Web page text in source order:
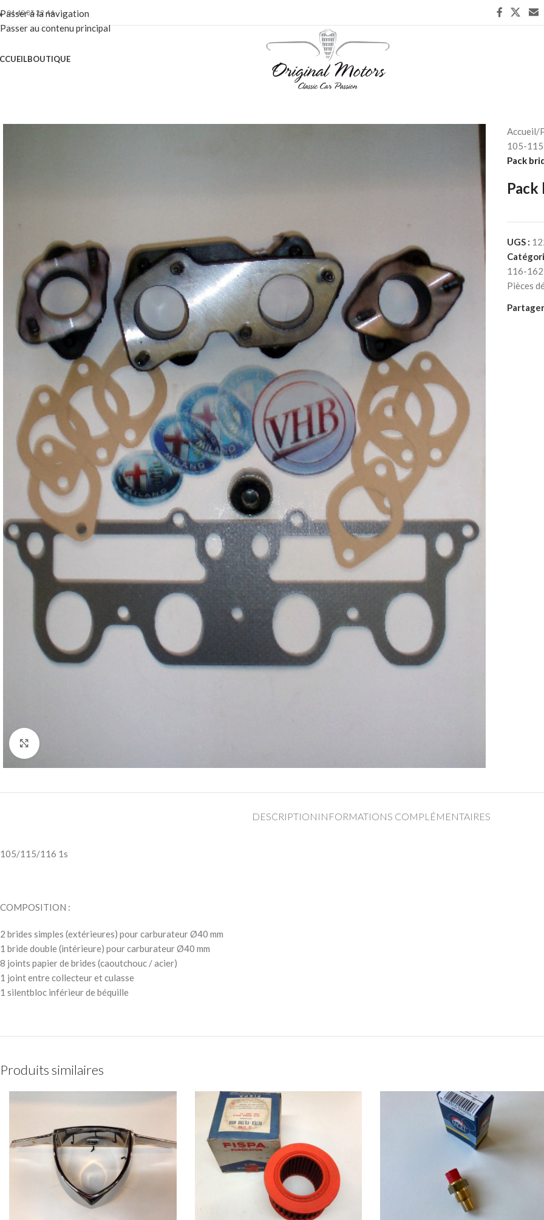
Passer à la navigation
Passer au contenu principal
01 40 86 22 44
BOUTIQUE
Accueil/
105-
Pack
UGS :
116-
Pièces
DESCRIPTION INFORMATIONS COMPLÉMENTAIRES
105/115/116 1s
COMPOSITION :
2 brides simples (extérieures) pour carburateur Ø40 mm
1 bride double (intérieure) pour carburateur Ø40 mm
8 joints papier de brides (caoutchouc / acier)
1 joint entre collecteur et culasse
1 silentbloc inférieur de béquille
Produits similaires